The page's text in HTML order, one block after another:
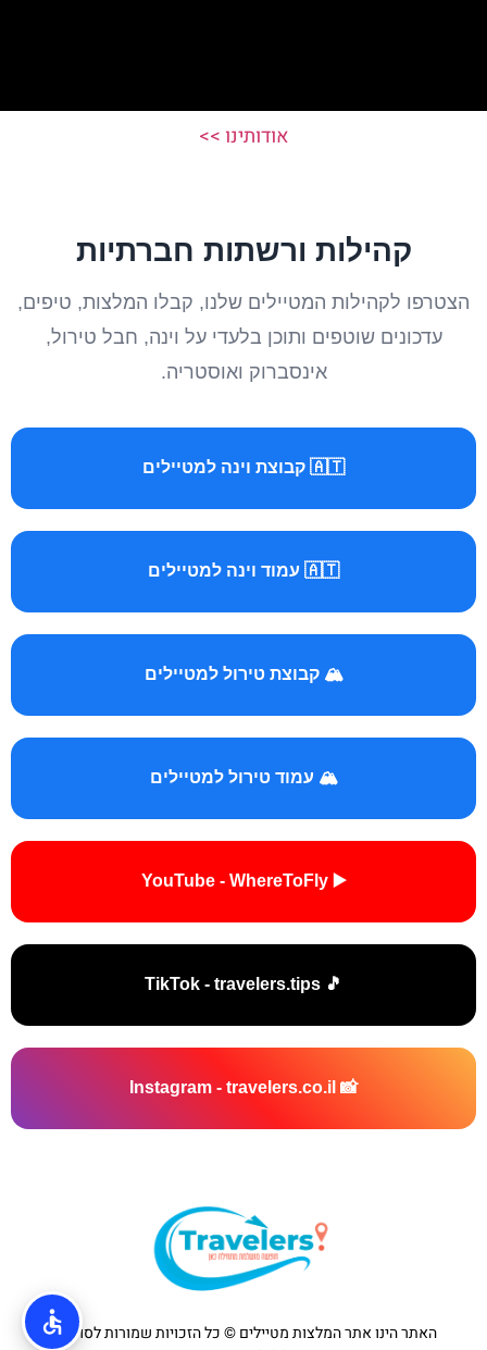
אודותינו >>
קהילות ורשתות חברתיות
הצטרפו לקהילות המטיילים שלנו, קבלו המלצות, טיפים,
עדכונים שוטפים ותוכן בלעדי על וינה, חבל טירול,
אינסברוק ואוסטריה.
🇦🇹 קבוצת וינה למטיילים
🇦🇹 עמוד וינה למטיילים
🏔️ קבוצת טירול למטיילים
🏔️ עמוד טירול למטיילים
▶️ YouTube - WhereToFly
🎵 TikTok - travelers.tips
📸 Instagram - travelers.co.il
האתר הינו אתר המלצות מטיילים © כל הזכויות שמורות לסוכנות